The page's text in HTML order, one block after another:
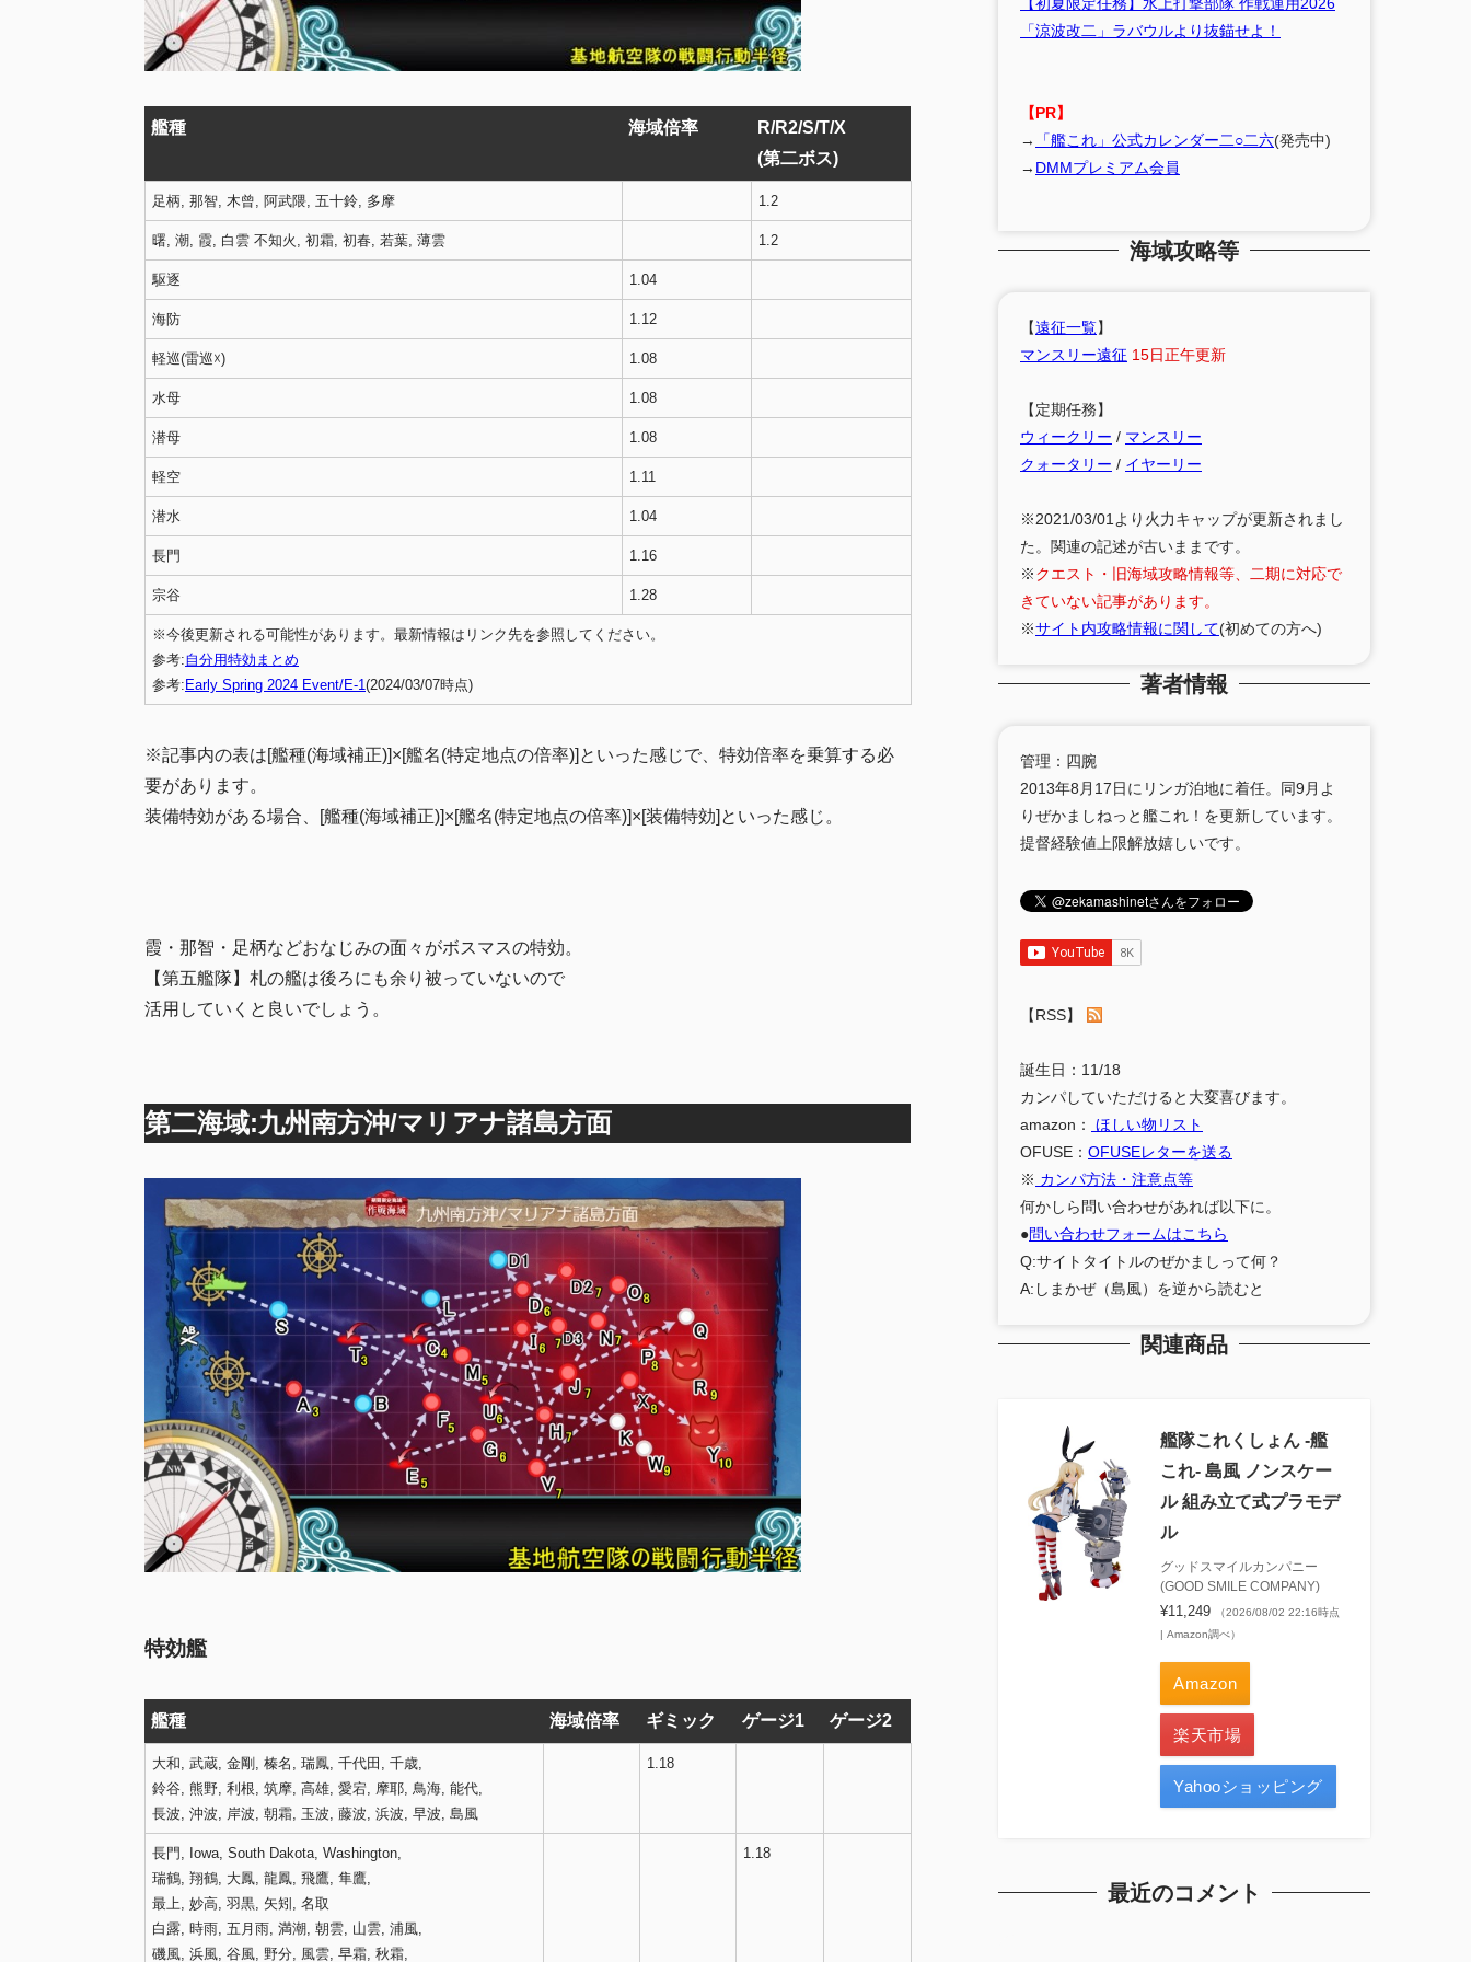
艦種 海域倍率
R/R2/S/T/X
(第二ボス)
足柄, 那智, 木曾, 阿武隈, 五十鈴, 多摩 1.2
曙, 潮, 霞, 白雲 不知火, 初霜, 初春, 若葉, 薄雲 1.2
駆逐 1.04
海防 1.12
軽巡(雷巡☓) 1.08
水母 1.08
潜母 1.08
軽空 1.11
潜水 1.04
長門 1.16
宗谷 1.28
※今後更新される可能性があります。最新情報はリンク先を参照してください。
参考:自分用特効まとめ
参考: Early Spring 2024 Event/E-1(2024/03/07時点)
※記事内の表は[艦種(海域補正)]×[艦名(特定地点の倍率)]といった感じで、特効倍率を乗算する必
要があります。
装備特効がある場合、[艦種(海域補正)]×[艦名(特定地点の倍率)]×[装備特効]といった感じ。
霞・那智・足柄などおなじみの面々がボスマスの特効。
【第五艦隊】札の艦は後ろにも余り被っていないので
活用していくと良いでしょう。
第二海域:九州南方沖/マリアナ諸島方面
特効艦
艦種 海域倍率 ギミック ゲージ1 ゲージ2
大和, 武蔵, 金剛, 榛名, 瑞鳳, 千代田, 千歳,
鈴谷, 熊野, 利根, 筑摩, 高雄, 愛宕, 摩耶, 鳥海, 能代,
長波, 沖波, 岸波, 朝霜, 玉波, 藤波, 浜波, 早波, 島風
1.18
長門, Iowa, South Dakota, Washington,
瑞鶴, 翔鶴, 大鳳, 龍鳳, 飛鷹, 隼鷹,
最上, 妙高, 羽黒, 矢矧, 名取
白露, 時雨, 五月雨, 満潮, 朝雲, 山雲, 浦風,
磯風, 浜風, 谷風, 野分, 風雲, 早霜, 秋霜,
1.18
「涼波改二」ラバウルより抜錨せよ！
【PR】
→
「艦これ」公式カレンダー二○二六(発売中)
→ DMMプレミアム会員
海域攻略等
【遠征一覧】
マンスリー遠征 15日正午更新
【定期任務】
ウィークリー / マンスリー
クォータリー / イヤーリー
※2021/03/01より火力キャップが更新されまし
た。関連の記述が古いままです。
※クエスト・旧海域攻略情報等、二期に対応で
きていない記事があります。
※サイト内攻略情報に関して(初めての方へ)
著者情報
管理：四腕
2013年8月17日にリンガ泊地に着任。同9月よ
りぜかましねっと艦これ！を更新しています。
提督経験値上限解放嬉しいです。
【RSS】
誕生日：11/18
カンパしていただけると大変喜びます。
amazon：
ほしい物リスト
OFUSE： OFUSEレターを送る
※ カンパ方法・注意点等
何かしら問い合わせがあれば以下に。
●問い合わせフォームはこちら
Q:サイトタイトルのぜかましって何？
A:しまかぜ（島風）を逆から読むと
関連商品
艦隊これくしょん ‐艦
これ‐ 島風 ノンスケー
ル 組み立て式プラモデ
ル
グッドスマイルカンパニー
(GOOD SMILE COMPANY)
¥11,249
（2026/08/02 22:16時点
| Amazon調べ）
Amazon
楽天市場
Yahooショッピング
最近のコメント